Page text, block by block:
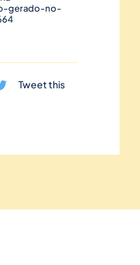
gerado-no-
Tweet this